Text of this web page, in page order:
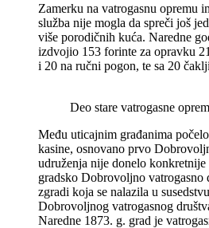
Zamerku na vatrogasnu opremu
služba nije mogla da spreči još
više porodičnih kuća. Naredne
izdvojio 153 forinte za opravku
i 20 na ručni pogon, te sa 20
Deo stare vatrogasne
Među uticajnim građanima
kasine, osnovano prvo
udruženja nije donelo
gradsko Dobrovoljno vatrogasno
zgradi koja se nalazila u
Dobrovoljnog vatrogasnog
Naredne 1873. g. grad je